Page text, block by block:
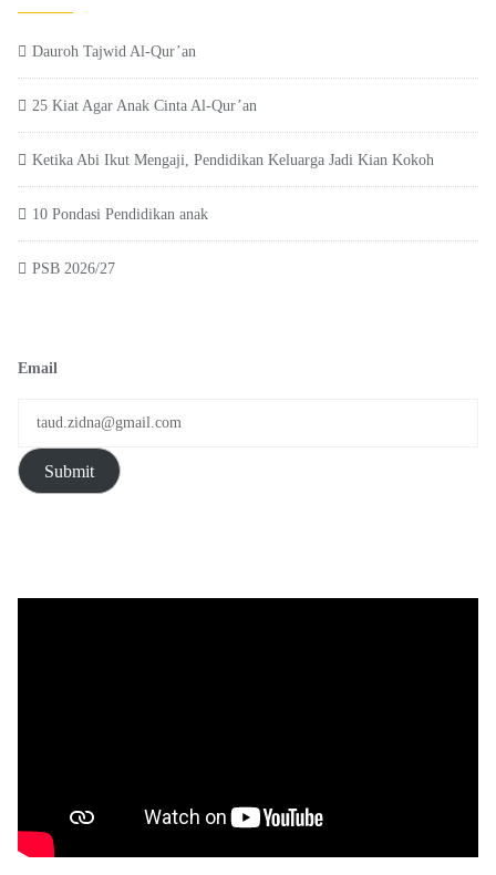
Dauroh Tajwid Al-Qur’an
25 Kiat Agar Anak Cinta Al-Qur’an
Ketika Abi Ikut Mengaji, Pendidikan Keluarga Jadi Kian Kokoh
10 Pondasi Pendidikan anak
PSB 2026/27
Email
Submit